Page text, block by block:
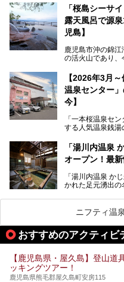
山荘）」です。
最大の魅力は、
「自噴混合泉」。
べく宿泊し、実際
レポートします。
また、気軽に立ち
併せて解説。温
迫ります。
「桜島シーサ
露天風呂で源
児島】
鹿児島市沖の錦
の活火山であり、
ートホテル。最
呂でしょう。源
ファンを魅了す
今回筆者自ら宿
食事やアクセス
【2026年3月
温泉センター
今】
「一本桜温泉セ
する人気温泉銭湯
営業なので、就
抜群！ 多くの常
かし建物の老朽化
は約2年後を予定
「湯川内温泉
オープン！最新
「湯川内温泉 か
かれた足元湧出の
いえる存在です
後経営が変わり
り入浴施設とし
乗り込みましたが
地訪問。リニュー
の相違点や注意事
ニフティ温
おすすめのアクティビ
【鹿児島県・屋久島】登山
ッキングツアー！
鹿児島県熊毛郡屋久島町安房115